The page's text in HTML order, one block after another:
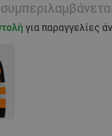
για παραγγελίες